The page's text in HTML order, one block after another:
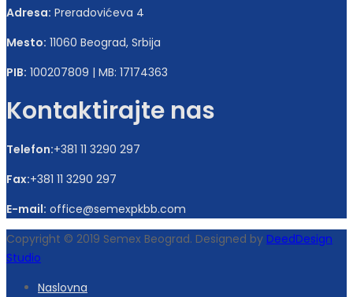
Adresa: Preradovićeva 4
Mesto: 11060 Beograd, Srbija
PIB: 100207809 | MB: 17174363
Kontaktirajte nas
Telefon:+381 11 3290 297
Fax:+381 11 3290 297
E-mail: office@semexpkbb.com
Copyright © 2019 Semex Beograd. Designed by DeedDesign
Studio
Naslovna